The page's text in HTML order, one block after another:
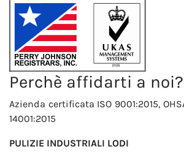
Perchè affidarti a noi?
Azienda certificata ISO 9001:2015,
14001:2015
PULIZIE INDUSTRIALI LODI